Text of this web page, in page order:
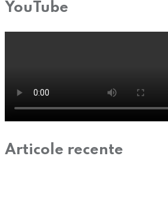
YouTube
Articole recente